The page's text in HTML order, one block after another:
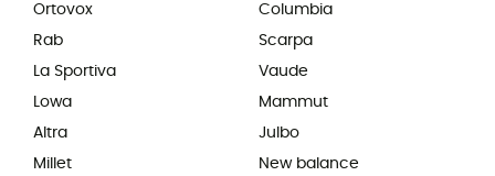
Ortovox
Rab
La Sportiva
Lowa
Altra
Millet
Columbia
Scarpa
Vaude
Mammut
Julbo
New balance